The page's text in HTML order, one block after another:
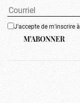
J'accepte de m'inscrire
M'ABONNER